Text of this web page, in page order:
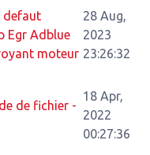
defaut
Egr Adblue
moteur
28 Aug,
2023
23:26:32
de fichier -
18 Apr,
2022
00:27:36